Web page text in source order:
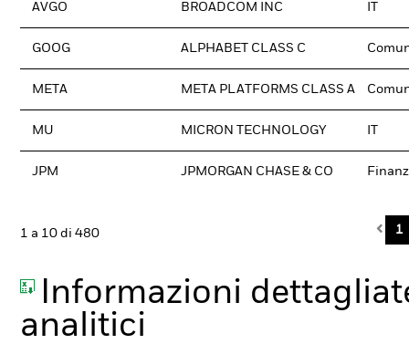
AVGO BROADCOM INC
GOOG ALPHABET CLASS C
META META PLATFORMS CLASS A
MU MICRON TECHNOLOGY
JPM JPMORGAN CHASE & CO
1 a 10 di 480 1
Informazioni
analitici